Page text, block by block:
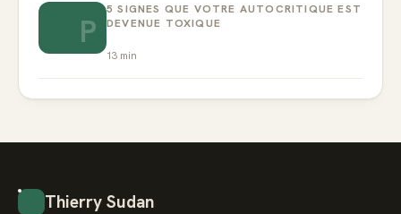
P
5 SIGNES QUE VOTRE AUTOCRITIQUE EST
DEVENUE TOXIQUE
13 min
Thierry Sudan